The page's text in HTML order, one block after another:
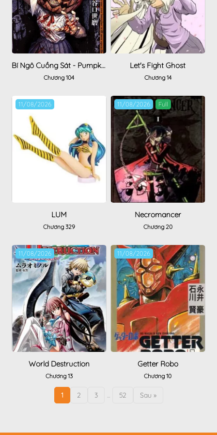
Bí Ngô Cuồng Sát - Pumpkin Night
Chương 104
Let's Fight Ghost
Chương 14
11/08/2026
LUM
Chương 329
11/08/2026 Full
Necromancer
Chương 20
11/08/2026
World Destruction
Chương 13
11/08/2026
Getter Robo
Chương 10
1 2 3 ... 52 Sau »